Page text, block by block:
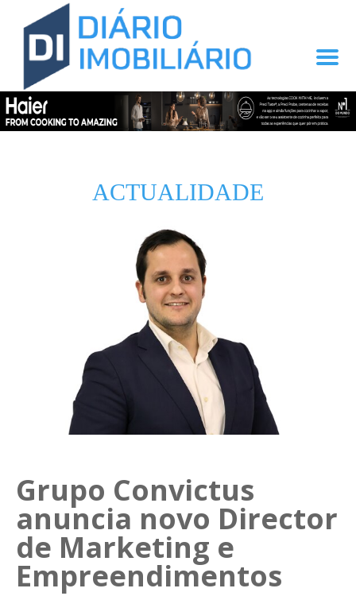
ACTUALIDADE
Grupo Convictus
anuncia novo Director
de Marketing e
Empreendimentos